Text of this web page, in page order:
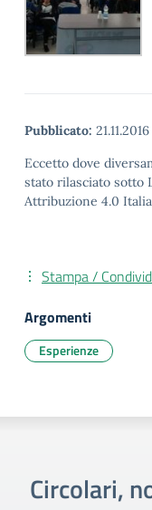
Pubblicato: 21.11.2016
Eccetto dove
stato rilasciato sotto
Attribuzione 4.0
Stampa /
Argomenti
Esperienze
Circolari,